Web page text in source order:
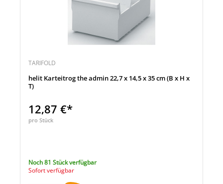
TARIFOLD
helit Karteitrog the admin 22,7 x 14,5 x 35 cm (B x H x
T)
12,87 €*
pro Stück
Noch 81 Stück verfügbar
Sofort verfügbar